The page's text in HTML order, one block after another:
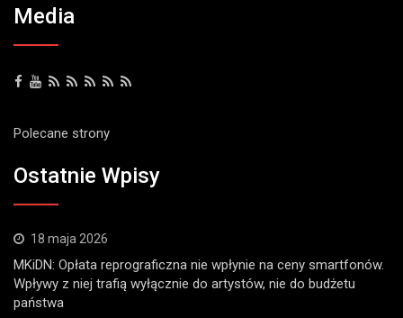
Media
Polecane strony
Ostatnie Wpisy
18 maja 2026
MKiDN: Opłata reprograficzna nie wpłynie na ceny smartfonów.
Wpływy z niej trafią wyłącznie do artystów, nie do budżetu
państwa